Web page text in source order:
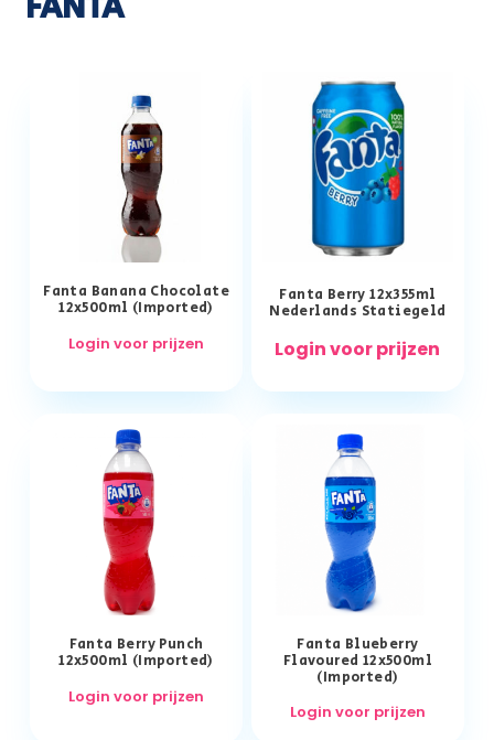
Fanta Banana Chocolate
12x500ml (Imported)
Login voor prijzen
Fanta Berry 12x355ml
Nederlands Statiegeld
Login voor prijzen
Fanta Berry Punch
12x500ml (Imported)
Login voor prijzen
Fanta Blueberry
Flavoured 12x500ml
(Imported)
Login voor prijzen